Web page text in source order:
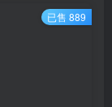
已售 889